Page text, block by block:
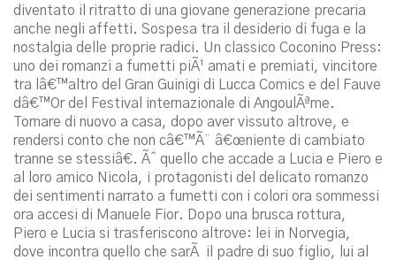
diventato il ritratto di una giovane generazione precaria
anche negli affetti. Sospesa tra il desiderio di fuga e la
nostalgia delle proprie radici. Un classico Coconino Press:
uno dei romanzi a fumetti piÃ¹ amati e premiati, vincitore
tra lâ€™altro del Gran Guinigi di Lucca Comics e del Fauve
dâ€™Or del Festival internazionale di AngoulÃªme.
Tornare di nuovo a casa, dopo aver vissuto altrove, e
rendersi conto che non câ€™Ã¨ â€œniente di cambiato
tranne se stessiâ€. Ãˆ quello che accade a Lucia e Piero e
al loro amico Nicola, i protagonisti del delicato romanzo
dei sentimenti narrato a fumetti con i colori ora sommessi
ora accesi di Manuele Fior. Dopo una brusca rottura,
Piero e Lucia si trasferiscono altrove: lei in Norvegia,
dove incontra quello che sarÃ il padre di suo figlio, lui al